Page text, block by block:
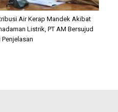
Air Kerap Mandek Akibat
Listrik, PT AM Bersujud
Penjelasan